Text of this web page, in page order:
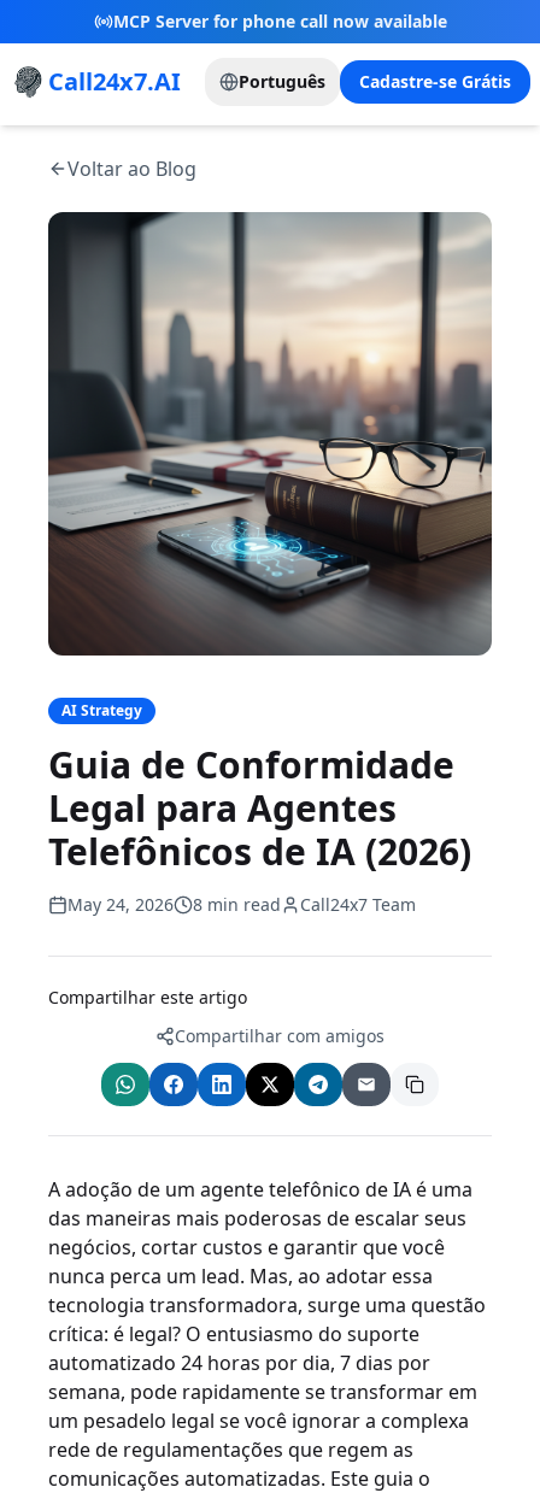
New Referral Program - Join now and grow with
us!
Call24x7.AI Português Cadastre-se Grátis
Voltar ao Blog
AI Strategy
Guia de Conformidade
Legal para Agentes
Telefônicos de IA (2026)
May 24, 2026 8 min read Call24x7 Team
Compartilhar este artigo
Compartilhar com amigos
A adoção de um agente telefônico de IA é uma
das maneiras mais poderosas de escalar seus
negócios, cortar custos e garantir que você
nunca perca um lead. Mas, ao adotar essa
tecnologia transformadora, surge uma questão
crítica: é legal? O entusiasmo do suporte
automatizado 24 horas por dia, 7 dias por
semana, pode rapidamente se transformar em
um pesadelo legal se você ignorar a complexa
rede de regulamentações que regem as
comunicações automatizadas. Este guia o